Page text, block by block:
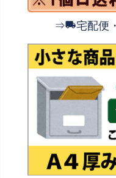
⇒ 宅配便